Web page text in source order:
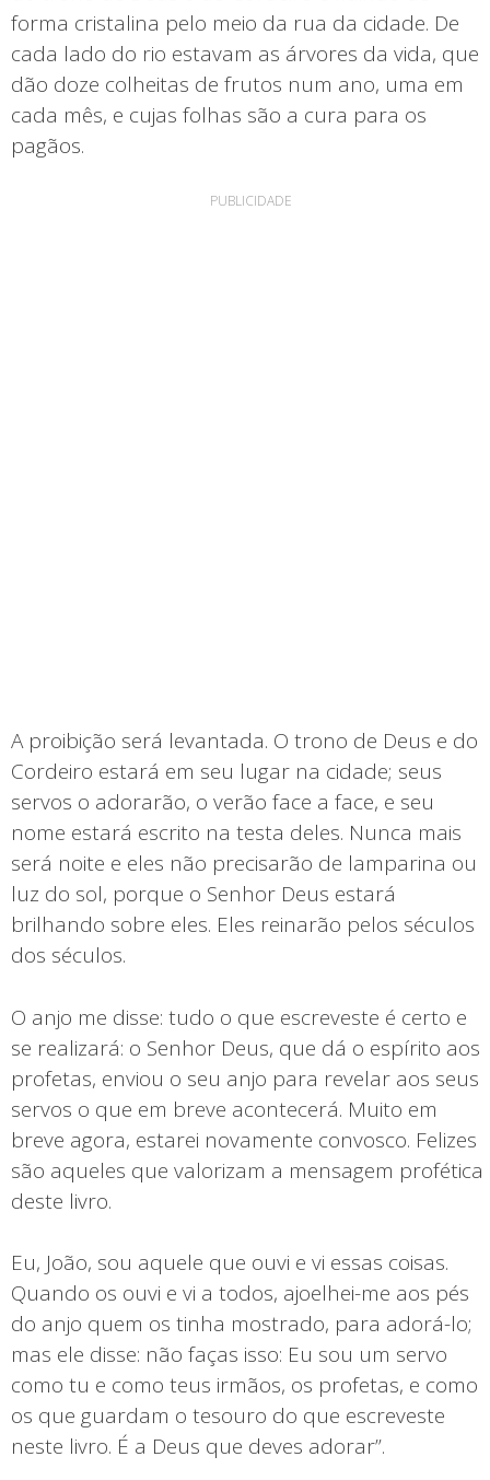
forma cristalina pelo meio da rua da cidade. De
cada lado do rio estavam as árvores da vida, que
dão doze colheitas de frutos num ano, uma em
cada mês, e cujas folhas são a cura para os
pagãos.
PUBLICIDADE
A proibição será levantada. O trono de Deus e do
Cordeiro estará em seu lugar na cidade; seus
servos o adorarão, o verão face a face, e seu
nome estará escrito na testa deles. Nunca mais
será noite e eles não precisarão de lamparina ou
luz do sol, porque o Senhor Deus estará
brilhando sobre eles. Eles reinarão pelos séculos
dos séculos.
O anjo me disse: tudo o que escreveste é certo e
se realizará: o Senhor Deus, que dá o espírito aos
profetas, enviou o seu anjo para revelar aos seus
servos o que em breve acontecerá. Muito em
breve agora, estarei novamente convosco. Felizes
são aqueles que valorizam a mensagem profética
deste livro.
Eu, João, sou aquele que ouvi e vi essas coisas.
Quando os ouvi e vi a todos, ajoelhei-me aos pés
do anjo quem os tinha mostrado, para adorá-lo;
mas ele disse: não faças isso: Eu sou um servo
como tu e como teus irmãos, os profetas, e como
os que guardam o tesouro do que escreveste
neste livro. É a Deus que deves adorar”.